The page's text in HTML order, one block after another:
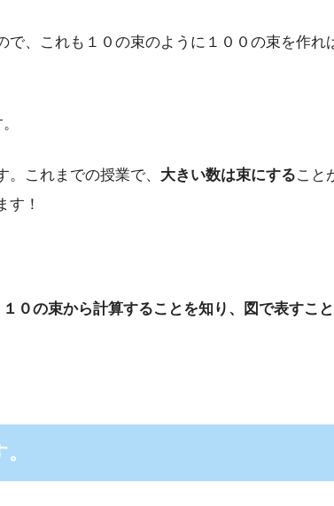
、これも１０の束のように１００の束を作れ
これまでの授業で、 大きい数は束にすること
す！
０の束から計算することを知り、図で表すこと